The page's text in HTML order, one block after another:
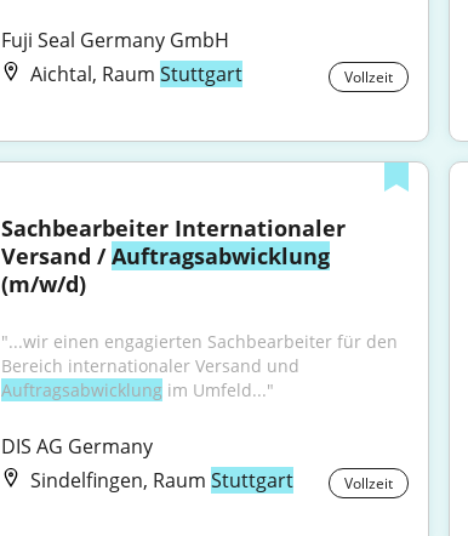
Fuji Seal Germany GmbH
Aichtal, RaumStuttgart Vollzeit
Sachbearbeiter Internationaler
Versand / Auftragsabwicklung
(m/w/d)
"...wir einen engagierten Sachbearbeiter für den
Auftragsabwicklung im Umfeld..."
DIS AG Germany
Sindelfingen, RaumStuttgart Vollzeit